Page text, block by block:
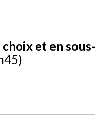
et en sous-